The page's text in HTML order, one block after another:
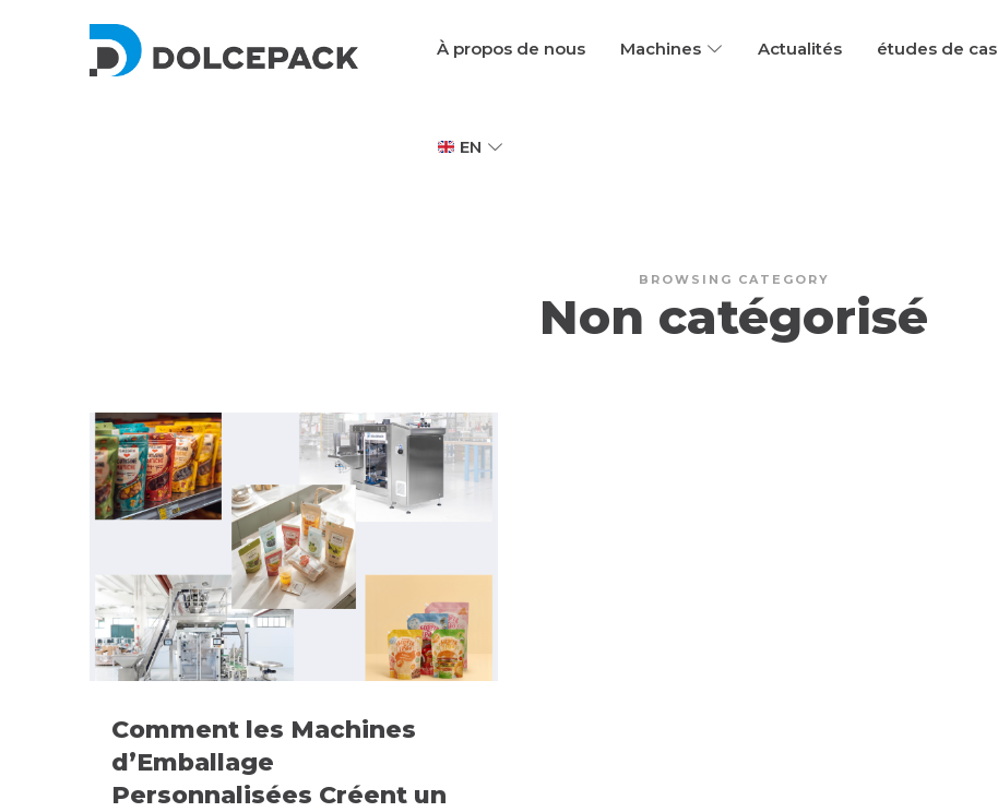
DolcePack À propos de nous Machines Actualités études de cas
EN
BROWSING CATEGORY
Non catégorisé
Comment les Machines
d’Emballage
Personnalisées Créent un